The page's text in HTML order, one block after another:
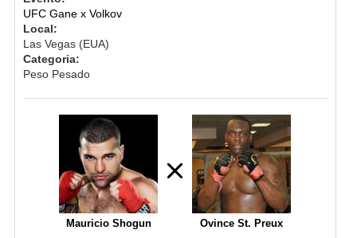
UFC Gane x Volkov
Local:
Las Vegas (EUA)
Categoria:
Peso Pesado
Mauricio Shogun Ovince St. Preux